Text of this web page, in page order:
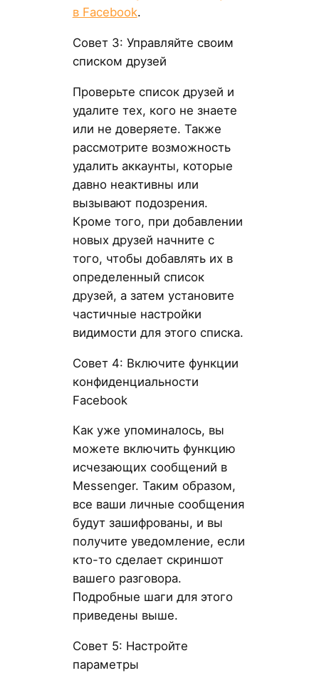
в Facebook.
Совет 3: Управляйте своим
списком друзей
Проверьте список друзей и
удалите тех, кого не знаете
или не доверяете. Также
рассмотрите возможность
удалить аккаунты, которые
давно неактивны или
вызывают подозрения.
Кроме того, при добавлении
новых друзей начните с
того, чтобы добавлять их в
определенный список
друзей, а затем установите
частичные настройки
видимости для этого списка.
Совет 4: Включите функции
конфиденциальности
Facebook
Как уже упоминалось, вы
можете включить функцию
исчезающих сообщений в
Messenger. Таким образом,
все ваши личные сообщения
будут зашифрованы, и вы
получите уведомление, если
кто-то сделает скриншот
вашего разговора.
Подробные шаги для этого
приведены выше.
Совет 5: Настройте
параметры